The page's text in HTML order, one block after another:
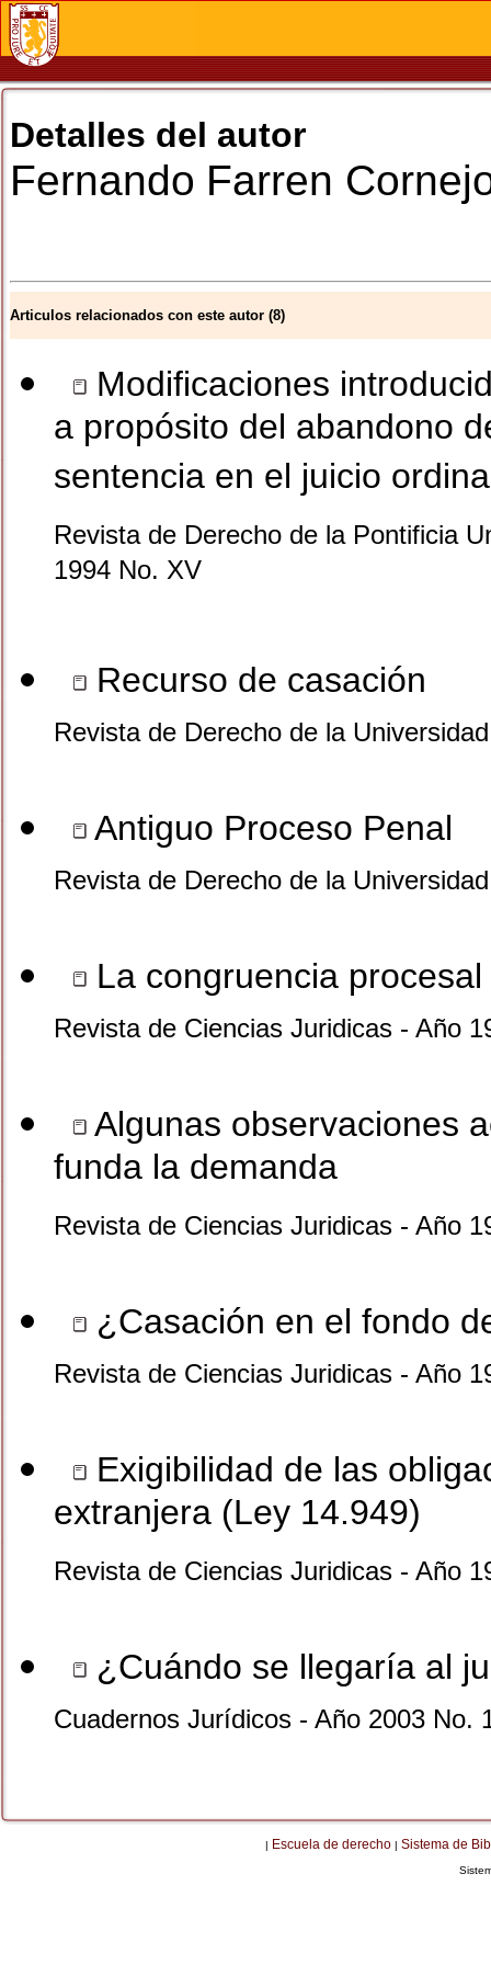
Detalles del autor
Fernando Farren
Articulos relacionados con este autor (8)
Modificaciones
a propósito del abandono
sentencia en el juicio
Revista de Derecho de la Pontificia
1994 No. XV
Recurso de casación
Revista de Derecho de la
Antiguo Proceso Penal
Revista de Derecho de la
La congruencia procesal
Revista de Ciencias Juridicas - Año
Algunas observaciones
funda la demanda
Revista de Ciencias Juridicas - Año
¿Casación en el fondo
Revista de Ciencias Juridicas - Año
Exigibilidad de las
extranjera (Ley 14.949)
Revista de Ciencias Juridicas - Año
¿Cuándo se llegaría al
Cuadernos Jurídicos - Año 2003 No.
| Escuela de derecho | Sistema de